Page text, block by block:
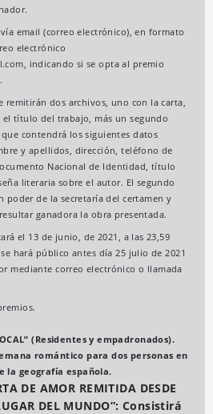
email (correo electrónico), en formato
electrónico
indicando si se opta al premio
remitirán dos archivos, uno con la carta,
título del trabajo, más un segundo
contendrá los siguientes datos
y apellidos, dirección, teléfono de
Nacional de Identidad, título
literaria sobre el autor. El segundo
poder de la secretaría del certamen y
ganadora la obra presentada.
el 13 de junio, de 2021, a las 23,59
hará público antes día 25 julio de 2021
mediante correo electrónico o llamada
(Residentes y empadronados).
romántico para dos personas en
la geografía española.
DE AMOR REMITIDA DESDE
DEL MUNDO”: Consistirá